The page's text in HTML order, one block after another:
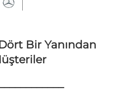
Bir Yanından